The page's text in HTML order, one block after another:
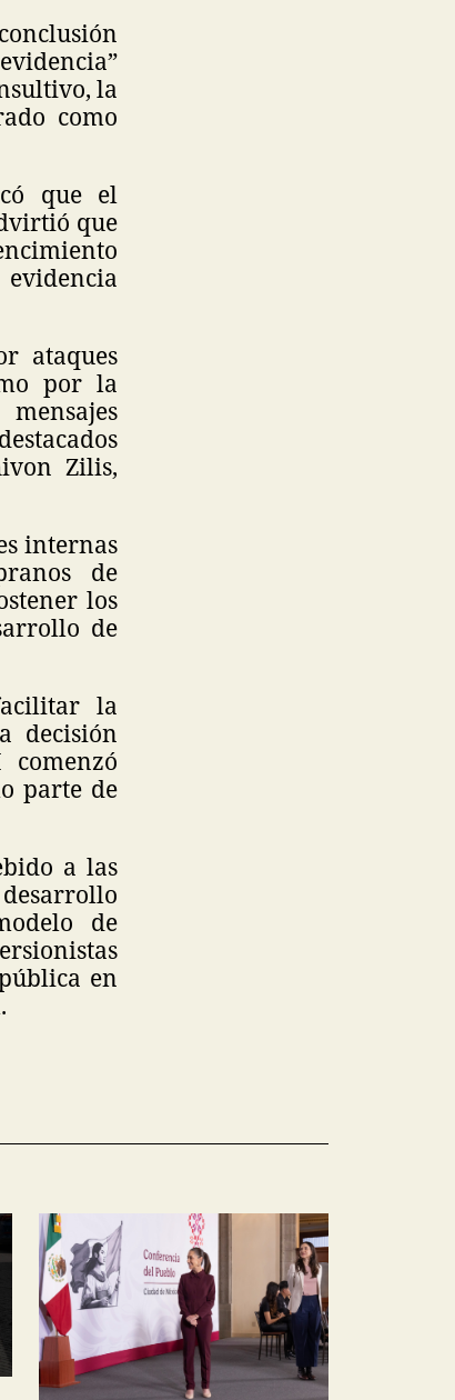
la
como
que el
que
ataques
por la
Zilis,
internas
de
los
de
la
decisión
parte de
a las
de
en